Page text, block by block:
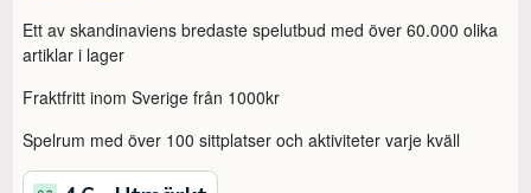
Ett av skandinaviens bredaste spelutbud med över 60.000 olika
artiklar i lager
Fraktfritt inom Sverige från 1000kr
Spelrum med över 100 sittplatser och aktiviteter varje kväll